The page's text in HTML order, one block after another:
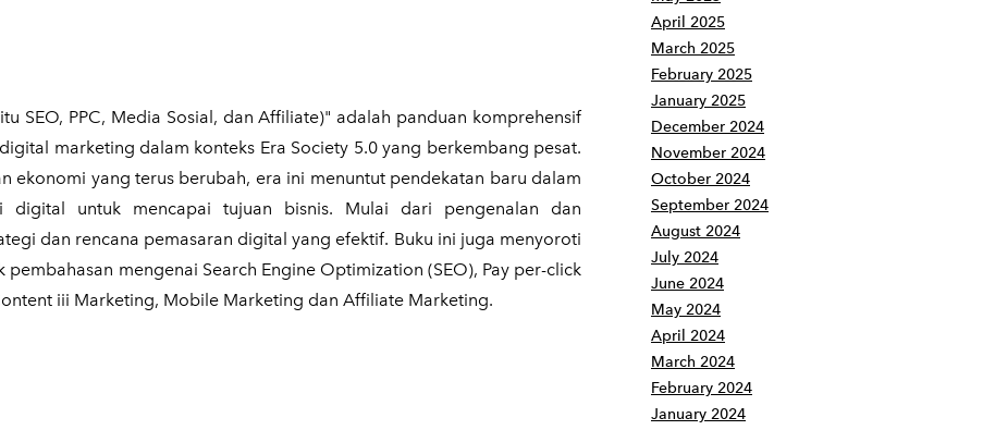
SEO, PPC, Media Sosial, dan Affiliate)" adalah panduan komprehensif
marketing dalam konteks Era Society 5.0 yang berkembang pesat.
ekonomi yang terus berubah, era ini menuntut pendekatan baru dalam
digital untuk mencapai tujuan bisnis. Mulai dari pengenalan dan
dan rencana pemasaran digital yang efektif. Buku ini juga menyoroti
mengenai Search Engine Optimization (SEO), Pay per-click
iii Marketing, Mobile Marketing dan Affiliate Marketing.
April 2025
March 2025
February 2025
January 2025
December 2024
November 2024
October 2024
September 2024
August 2024
July 2024
June 2024
May 2024
April 2024
March 2024
February 2024
January 2024